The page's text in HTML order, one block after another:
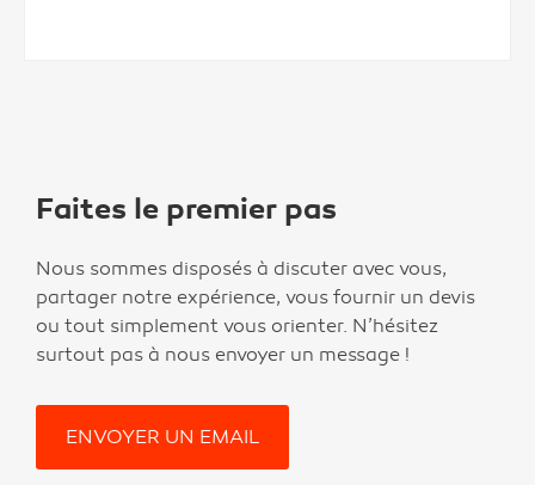
Faites le premier pas
Nous sommes disposés à discuter avec vous,
partager notre expérience, vous fournir un devis
ou tout simplement vous orienter. N’hésitez
surtout pas à nous envoyer un message !
ENVOYER UN EMAIL